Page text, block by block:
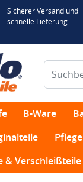
Sicherer Versand und
schnelle Lieferung
B-Ware
& Verschleißteile